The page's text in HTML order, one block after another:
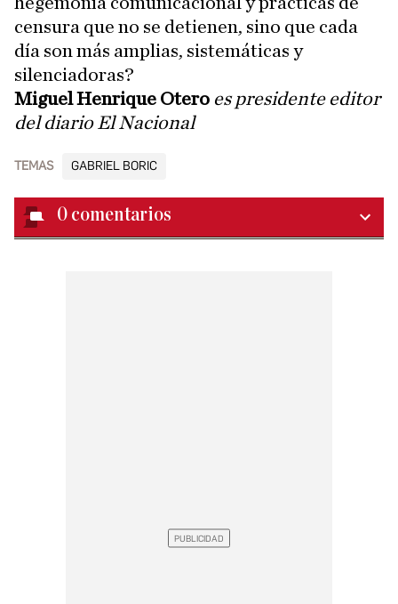
censura que no se detienen, sino que cada
día son más amplias, sistemáticas y
silenciadoras?
Miguel Henrique Otero es presidente editor
del diario El Nacional
TEMAS GABRIEL BORIC
0 comentarios